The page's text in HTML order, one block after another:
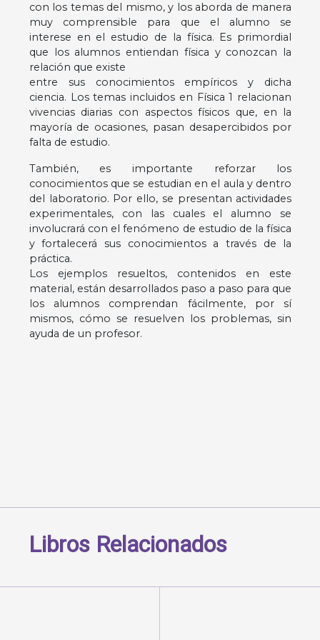
con los temas del mismo, y los aborda de manera
muy comprensible para que el alumno se
interese en el estudio de la física. Es primordial
que los alumnos entiendan física y conozcan la
relación que existe
entre sus conocimientos empíricos y dicha
ciencia. Los temas incluidos en Física 1 relacionan
vivencias diarias con aspectos físicos que, en la
mayoría de ocasiones, pasan desapercibidos por
falta de estudio.
También, es importante reforzar los
conocimientos que se estudian en el aula y dentro
del laboratorio. Por ello, se presentan actividades
experimentales, con las cuales el alumno se
involucrará con el fenómeno de estudio de la física
y fortalecerá sus conocimientos a través de la
práctica.
Los ejemplos resueltos, contenidos en este
material, están desarrollados paso a paso para que
los alumnos comprendan fácilmente, por sí
mismos, cómo se resuelven los problemas, sin
ayuda de un profesor.
Libros Relacionados